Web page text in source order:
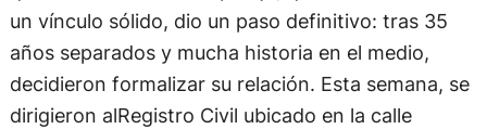
un vínculo sólido, dio un paso definitivo: tras 35
años separados y mucha historia en el medio,
decidieron formalizar su relación. Esta semana, se
dirigieron alRegistro Civil ubicado en la calle